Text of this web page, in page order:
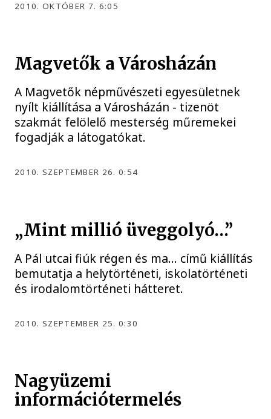
2010. OKTÓBER 7. 6:05
Magvetők a Városházán
A Magvetők népművészeti egyesületnek
nyílt kiállítása a Városházán - tizenöt
szakmát felölelő mesterség műremekei
fogadják a látogatókat.
2010. SZEPTEMBER 26. 0:54
„Mint millió üveggolyó…”
A Pál utcai fiúk régen és ma… című kiállítás
bemutatja a helytörténeti, iskolatörténeti
és irodalomtörténeti hátteret.
2010. SZEPTEMBER 25. 0:30
Nagyüzemi
információtermelés